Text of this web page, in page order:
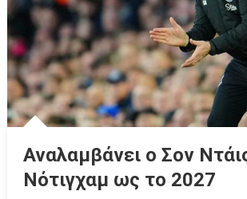
Αναλαμβάνει ο Σον
Νότιγχαμ ως το 2027